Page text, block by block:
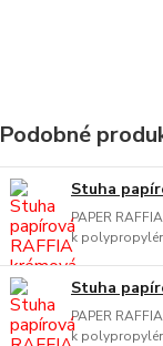
Podobné
Stuha
PAPER
k
Stuha
PAPER
k